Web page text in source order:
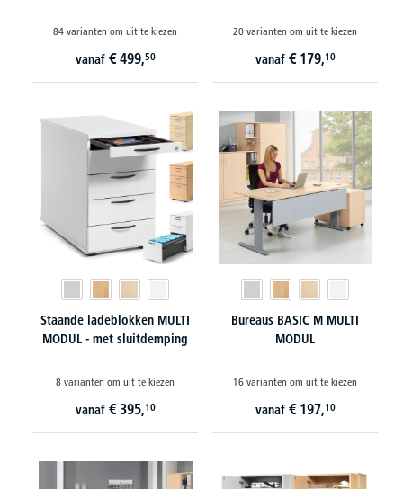
84 varianten om uit te kiezen
vanaf € 499,50
20 varianten om uit te kiezen
vanaf € 179,10
Staande ladeblokken MULTI
MODUL - met sluitdemping
8 varianten om uit te kiezen
vanaf € 395,10
Bureaus BASIC M MULTI
MODUL
16 varianten om uit te kiezen
vanaf € 197,10